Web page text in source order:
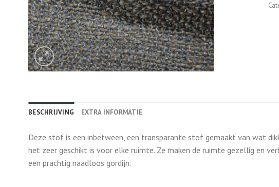
BESCHRIJVING EXTRA INFORMATIE
Deze stof is een inbetween, een transparante stof gemaakt van wat
het zeer geschikt is voor elke ruimte. Ze maken de ruimte gezellig en
een prachtig naadloos gordijn.